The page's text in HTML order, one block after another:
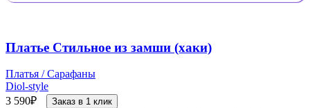
Платье Стильное из замши (хаки)
Платья / Сарафаны
Diol-style
3 590₽ Заказ в 1 клик